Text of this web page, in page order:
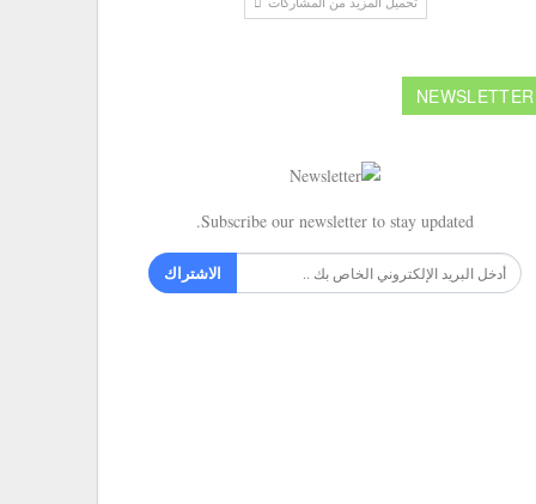
NEWSLETTER
Subscribe our newsletter to stay updated.
الاشتراك